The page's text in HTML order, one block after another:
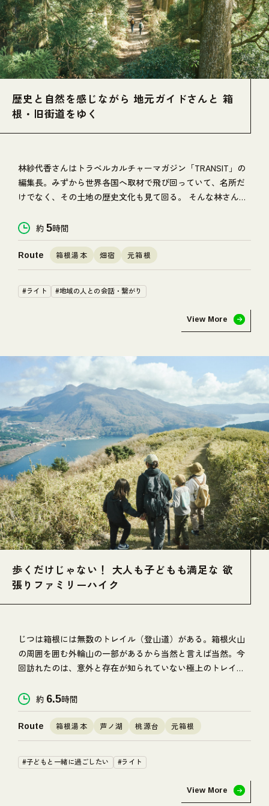
歴史と自然を感じながら 地元ガイドさんと 箱
根・旧街道をゆく
林紗代香さんはトラベルカルチャーマガジン「TRANSIT」の
編集長。みずから世界各国へ取材で飛び回っていて、名所だ
けでなく、その土地の歴史文化も見て回る。 そんな林さんが
れたという林さんが、箱根出身のガイド金子森さんの案内
で、歴史と文化の詰まった旧街道を行く。
約 5時間
Route 箱根湯本 畑宿 元箱根
#ライト #地域の人との会話・繋がり
View More
歩くだけじゃない！ 大人も子どもも満足な 欲
張りファミリーハイク
じつは箱根には無数のトレイル（登山道）がある。箱根火山
の周囲を囲む外輪山の一部があるから当然と言えば当然。今
回訪れたのは、意外と存在が知られていない極上のトレイ
供も飽きさせない、ちょっとしたサプライズも準備済みのよ
うだ。
約 6.5時間
Route 箱根湯本 芦ノ湖 桃源台 元箱根
#子どもと一緒に過ごしたい #ライト
View More